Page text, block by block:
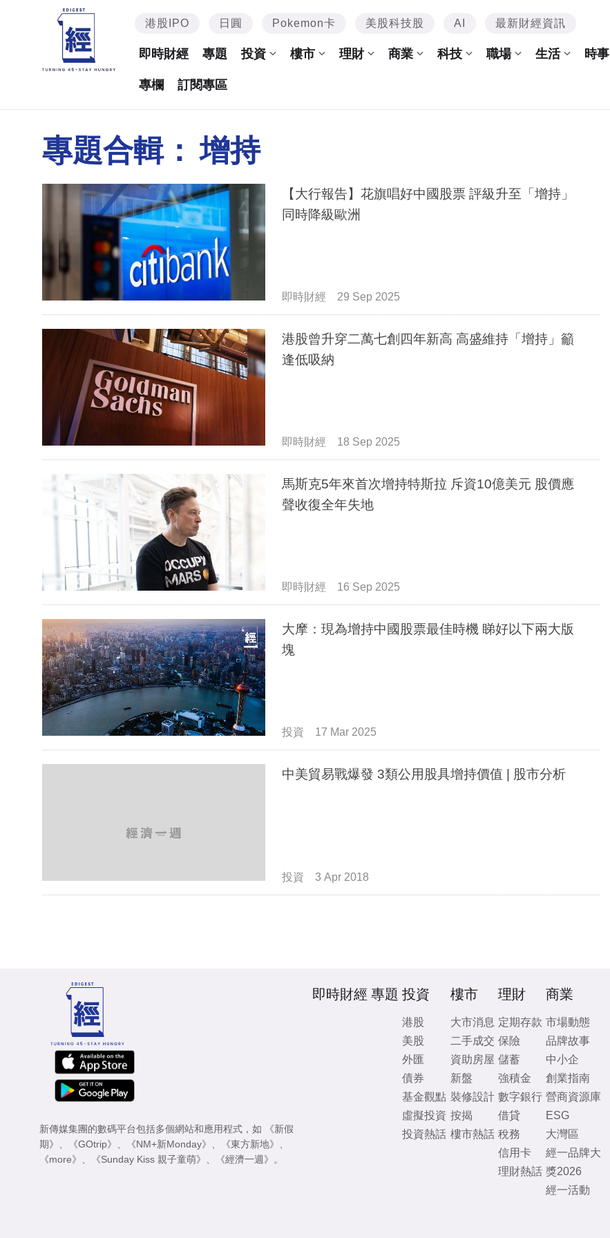
港股IPO 日圓 Pokemon卡 美股科技股 AI 最新財經資訊
即時財經 專題 投資 樓市 理財 商業 科技 職場 生活 時事
專欄 訂閱專區
專題合輯： 增持
【大行報告】花旗唱好中國股票 評級升至「增持」
同時降級歐洲
即時財經 29 Sep 2025
港股曾升穿二萬七創四年新高 高盛維持「增持」籲
逢低吸納
即時財經 18 Sep 2025
馬斯克5年來首次增持特斯拉 斥資10億美元 股價應
聲收復全年失地
即時財經 16 Sep 2025
​​大摩：現為增持中國股票最佳時機 睇好以下兩大版
塊
投資 17 Mar 2025
中美貿易戰爆發 3類公用股具增持價值 | 股市分析
投資 3 Apr 2018
新傳媒集團的數碼平台包括多個網站和應用程式，如
《新假
期》
《GOtrip》 《NM+新Monday》 《東方新地》
《more》
《Sunday Kiss 親子童萌》 《經濟一週》 。
即時財經 專題 投資
港股
美股
外匯
債券
基金觀點
虛擬投資
投資熱話
樓市
大市消息
二手成交
資助房屋
新盤
裝修設計
按揭
樓市熱話
理財
定期存款
保險
儲蓄
強積金
數字銀行
借貸
稅務
信用卡
理財熱話
商業
市場動態
品牌故事
中小企
創業指南
營商資源庫
ESG
大灣區
經一品牌大
獎2026
經一活動